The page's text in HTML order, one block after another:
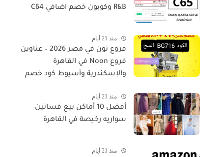
R&B وكوبون خصم اضافي C64
منذ 21 أيام
فروع نون في مصر 2026 – عناوين
فروع Noon في القاهرة
والإسكندرية وأسيوط كود خصم
منذ 21 أيام
أفضل 10 أماكن بيع فساتين
سواريه رخيصة في القاهرة
منذ 21 أيام